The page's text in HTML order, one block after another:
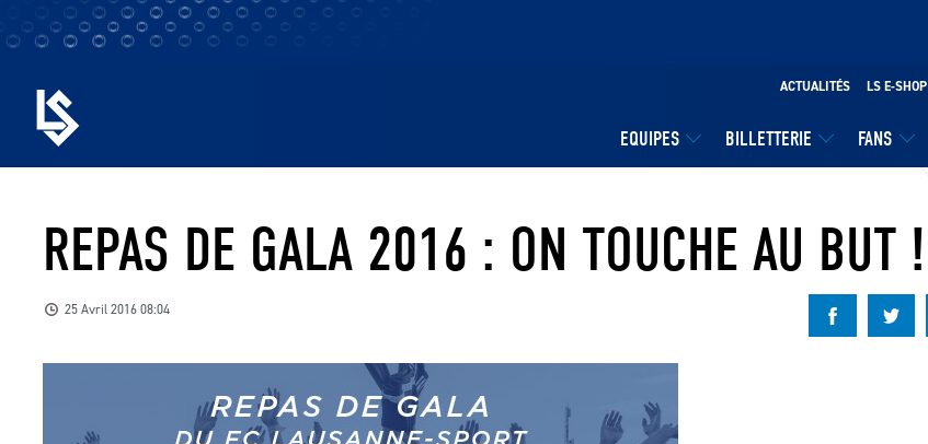
EQUIPES BILLETTERIE FANS
ACTUALITÉS LS E-SHOP
REPAS DE GALA 2016 : ON TOUCHE AU BUT !
25 Avril 2016 08:04